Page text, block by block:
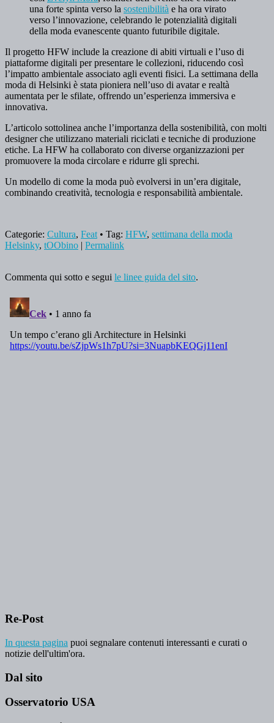
una forte spinta verso la sostenibilità e ha ora virato
verso l’innovazione, celebrando le potenzialità digitali
della moda evanescente quanto futuribile digitale.
Il progetto HFW include la creazione di abiti virtuali e l’uso di
piattaforme digitali per presentare le collezioni, riducendo così
l’impatto ambientale associato agli eventi fisici. La settimana della
moda di Helsinki è stata pioniera nell’uso di avatar e realtà
aumentata per le sfilate, offrendo un’esperienza immersiva e
innovativa.
L’articolo sottolinea anche l’importanza della sostenibilità, con molti
designer che utilizzano materiali riciclati e tecniche di produzione
etiche. La HFW ha collaborato con diverse organizzazioni per
promuovere la moda circolare e ridurre gli sprechi.
Un modello di come la moda può evolversi in un’era digitale,
combinando creatività, tecnologia e responsabilità ambientale.
Categorie: Cultura, Feat • Tag: HFW, settimana della moda
Helsinky, tOObino | Permalink
Commenta qui sotto e segui le linee guida del sito.
Re-Post
In questa pagina puoi segnalare contenuti interessanti e curati o
notizie dell'ultim'ora.
Dal sito
Osservatorio USA